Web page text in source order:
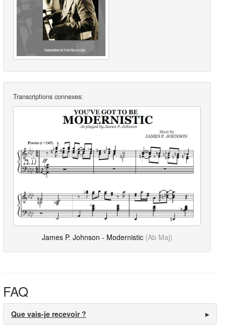
Transcriptions connexes:
James P. Johnson - Modernistic (Ab Maj)
FAQ
Que vais-je recevoir ?